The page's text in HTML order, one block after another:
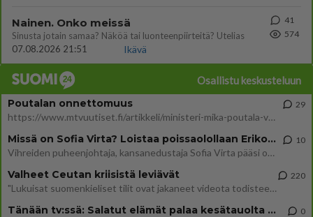
Nainen. Onko meissä
Sinusta jotain samaa? Näköä tai luonteenpiirteitä? Utelias
07.08.2026 21:51
Ikävä
41
574
Osallistu keskusteluun
Poutalan onnettomuus
https://www.mtvuutiset.fi/artikkeli/ministeri-mika-poutala-vakavassa-onnettomuudessa/9375980 Kumma kun jutussa ei manit
29
Missä on Sofia Virta? Loistaa poissaolollaan Erikoisjoukot uudelta kaudelta
Vihreiden puheenjohtaja, kansanedustaja Sofia Virta pääsi otsikoihin, kun tieto hänen osallistumisestaan Erikoisjoukot-k
10
Valheet Ceutan kriisistä leviävät
"Lukuisat suomenkieliset tilit ovat jakaneet videota todisteena siitä, että siirtolaisjoukot aiheuttavat edelleen Ceutas
220
Tänään tv:ssä: Salatut elämät palaa kesätauolta - Tässä hieman juonipaljastuksia 0